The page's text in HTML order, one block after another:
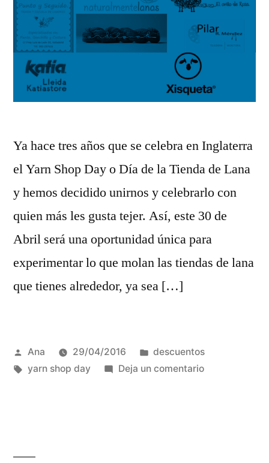
Ya hace tres años que se celebra en Inglaterra
el Yarn Shop Day o Día de la Tienda de Lana
y hemos decidido unirnos y celebrarlo con
quien más les gusta tejer. Así, este 30 de
Abril será una oportunidad única para
experimentar lo que molan las tiendas de lana
que tienes alrededor, ya sea […]
Publicada
por
Ana 29/04/2016
Publicada
en
descuentos
Etiquetas:
yarn shop day Deja un comentarioen